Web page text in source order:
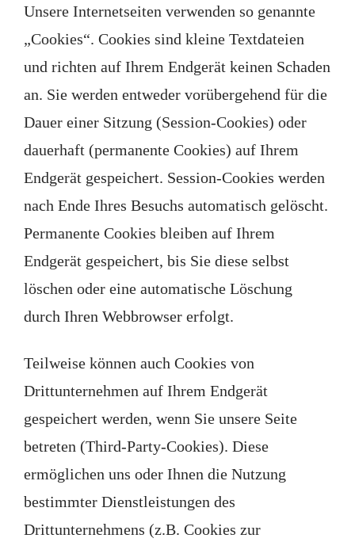
Unsere Internetseiten verwenden so genannte
„Cookies“. Cookies sind kleine Textdateien
und richten auf Ihrem Endgerät keinen Schaden
an. Sie werden entweder vorübergehend für die
Dauer einer Sitzung (Session-Cookies) oder
dauerhaft (permanente Cookies) auf Ihrem
Endgerät gespeichert. Session-Cookies werden
nach Ende Ihres Besuchs automatisch gelöscht.
Permanente Cookies bleiben auf Ihrem
Endgerät gespeichert, bis Sie diese selbst
löschen oder eine automatische Löschung
durch Ihren Webbrowser erfolgt.
Teilweise können auch Cookies von
Drittunternehmen auf Ihrem Endgerät
gespeichert werden, wenn Sie unsere Seite
betreten (Third-Party-Cookies). Diese
ermöglichen uns oder Ihnen die Nutzung
bestimmter Dienstleistungen des
Drittunternehmens (z.B. Cookies zur